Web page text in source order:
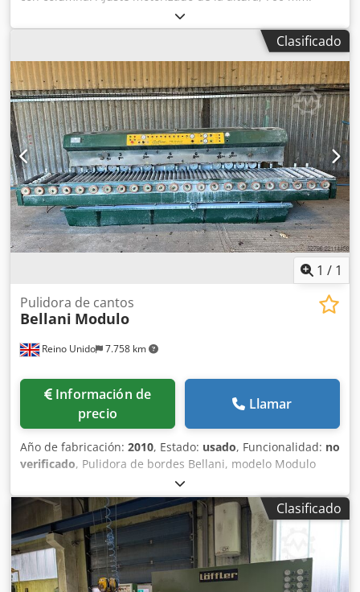
Longitud del brazo articulado: 2 x 1.100 mm. Ajuste de la
altura del husillo de lijado: 130 mm. Motor de lijado: 5,5
kW. Cjdpfxogn Tzlo Aprjrf Incluye las siguientes opciones: +
Control de velocidad, velocidad del husillo de
aproximadamente 250 – 1.000 rpm. + Soporte neumático
de la presión de lijado. + Cubierta de fuelle para la
columna y el husillo trapezoidal. + Incluye tornillos de
fijación a la base y plantilla de montaje. Herramientas de
lijado disponibles opcionalmente. Solicite más
información.
Clasificado
1 / 1
Reino Unido 7.758 km
Pulidora de cantos
Bellani Modulo
Información de
precio
Llamar
Año de fabricación: 2010, Estado: usado, Funcionalidad: no
verificado, Pulidora de bordes Bellani, modelo Modulo
(2010). Cedpfxezc Rf Ie Aprorf
Clasificado